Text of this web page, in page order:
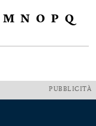
M N O P Q
PUBBLICITÀ